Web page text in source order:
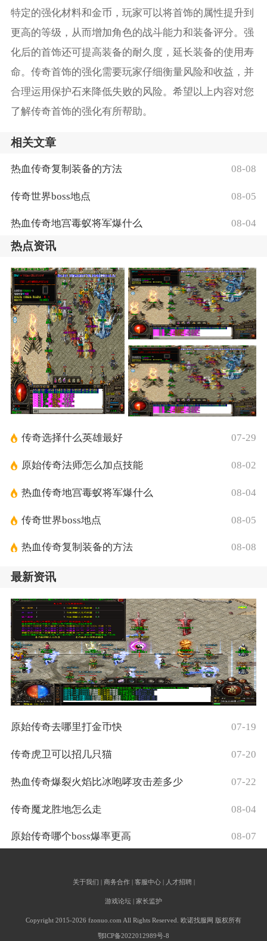
特定的强化材料和金币，玩家可以将首饰的属性提升到
更高的等级，从而增加角色的战斗能力和装备评分。强
化后的首饰还可提高装备的耐久度，延长装备的使用寿
命。传奇首饰的强化需要玩家仔细衡量风险和收益，并
合理运用保护石来降低失败的风险。希望以上内容对您
了解传奇首饰的强化有所帮助。
相关文章
热血传奇复制装备的方法 08-08
传奇世界boss地点 08-05
热血传奇地宫毒蚁将军爆什么 08-04
热点资讯
传奇选择什么英雄最好 07-29
原始传奇法师怎么加点技能 08-02
热血传奇地宫毒蚁将军爆什么 08-04
传奇世界boss地点 08-05
热血传奇复制装备的方法 08-08
最新资讯
原始传奇去哪里打金币快 07-19
传奇虎卫可以招几只猫 07-20
热血传奇爆裂火焰比冰咆哮攻击差多少 07-22
传奇魔龙胜地怎么走 08-04
原始传奇哪个boss爆率更高 08-07
关于我们 | 商务合作 | 客服中心 | 人才招聘 |
游戏论坛 | 家长监护
Copyright 2015-2026 fzonuo.com All Rights Reserved. 欧诺找服网 版权所有
鄂ICP备2022012989号-8